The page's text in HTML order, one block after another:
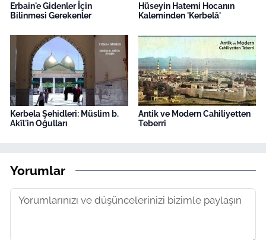
Erbain'e Gidenler İçin
Bilinmesi Gerekenler
Hüseyin Hatemi Hocanın
Kaleminden 'Kerbelâ'
Kerbela Şehidleri: Müslim b.
Akîl'in Oğulları
Antik ve Modern Cahiliyetten
Teberri
Yorumlar